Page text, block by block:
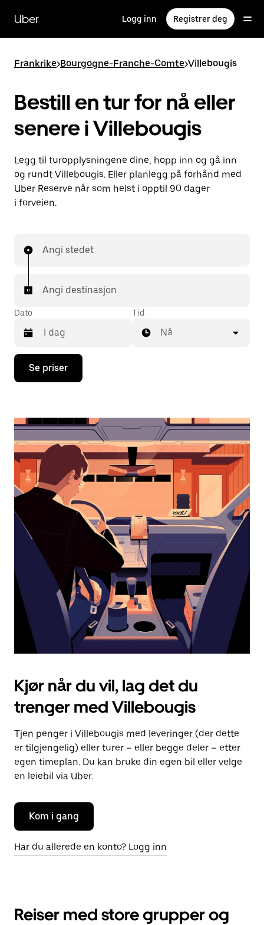
hovedinnholdet
Uber Logg inn Registrer deg
Frankrike>Bourgogne-Franche-Comte>Villebougis
Bestill en tur for nå eller
senere i Villebougis
Legg til turopplysningene dine, hopp inn og gå inn
og rundt Villebougis. Eller planlegg på forhånd med
Uber Reserve når som helst i opptil 90 dager
i forveien.
Angi stedet
Angi destinasjon
Dato
Trykk
piltast
åpne
og
velge
dato.
Trykk
på
Esc-
knappen
kalenderen.
Tid
Nå
Se priser
Kjør når du vil, lag det du
trenger med Villebougis
Tjen penger i Villebougis med leveringer (der dette
er tilgjengelig) eller turer – eller begge deler – etter
egen timeplan. Du kan bruke din egen bil eller velge
en leiebil via Uber.
Kom i gang
Har du allerede en konto? Logg inn
Reiser med store grupper og